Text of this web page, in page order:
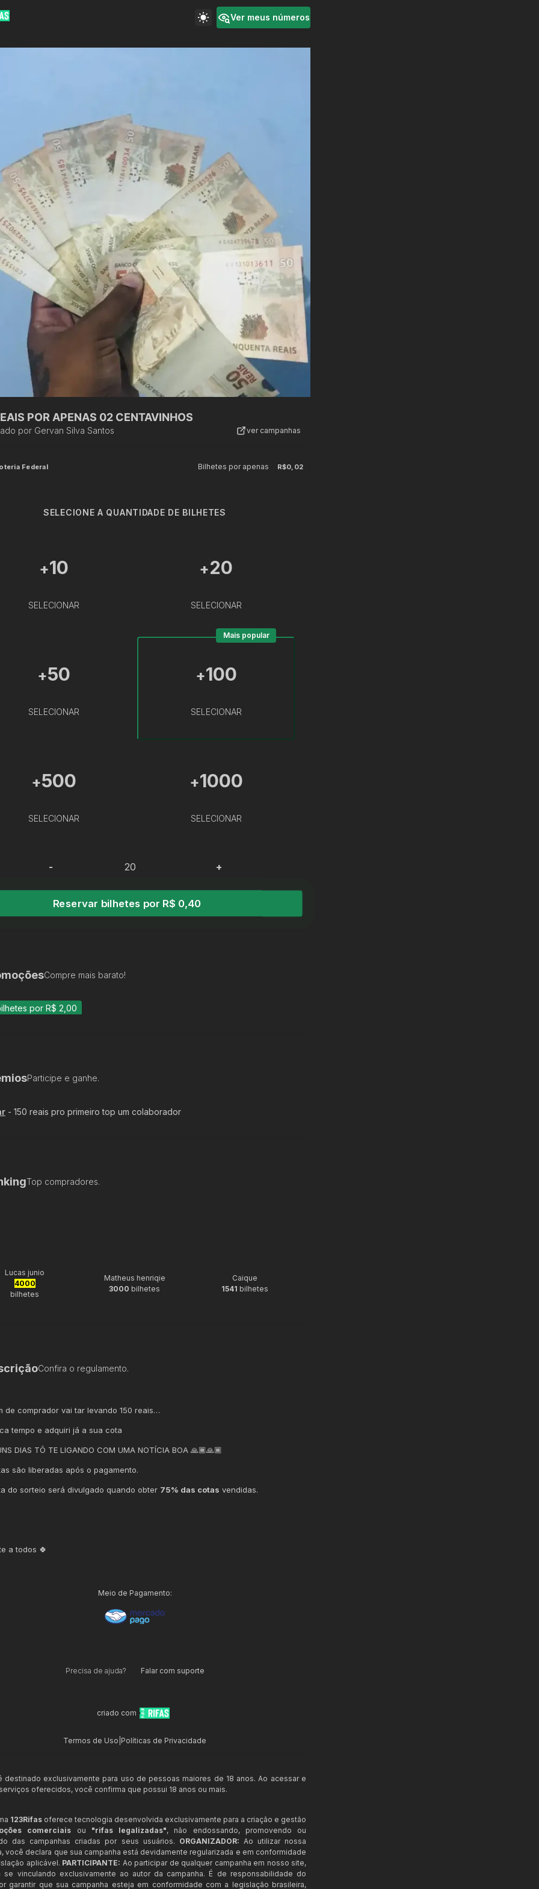
Ver meus números
POR APENAS 02 CENTAVINHOS
por Gervan Silva Santos ver campanhas
Federal Bilhetes por apenas R$0,02
SELECIONE A QUANTIDADE DE BILHETES
+10
SELECIONAR
+20
SELECIONAR
+50
SELECIONAR
+100
SELECIONAR
Mais popular
+500
SELECIONAR
+1000
SELECIONAR
- +
Reservar bilhetes por R$ 0,40
Compre mais barato!
por R$ 2,00
Participe e ganhe.
- 150 reais pro primeiro top um colaborador
Top compradores.
Lucas junio
4000
bilhetes
Matheus henriqie
3000 bilhetes
Caique
1541 bilhetes
Confira o regulamento.
de comprador vai tar levando 150 reais…
tempo e adquiri já a sua cota
DIAS TÔ TE LIGANDO COM UMA NOTÍCIA BOA 🙏🏾🙏🏾
são liberadas após o pagamento.
do sorteio será divulgado quando obter 75% das cotas vendidas.
a todos 🍀
Meio de Pagamento:
Precisa de ajuda? Falar com suporte
criado com
Termos de Uso Políticas de Privacidade
destinado exclusivamente para uso de pessoas maiores de 18 anos. Ao acessar e
oferecidos, você confirma que possui 18 anos ou mais.
123Rifas oferece tecnologia desenvolvida exclusivamente para a criação e gestão
comerciais ou "rifas legalizadas", não endossando, promovendo ou
das campanhas criadas por seus usuários. ORGANIZADOR: Ao utilizar nossa
você declara que sua campanha está devidamente regularizada e em conformidade
aplicável. PARTICIPANTE: Ao participar de qualquer campanha em nosso site,
se vinculando exclusivamente ao autor da campanha. É de responsabilidade do
garantir que sua campanha esteja em conformidade com a legislação brasileira,